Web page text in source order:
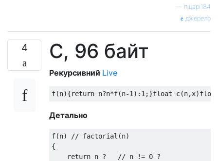
піцарі184
джерело
4 C, 96 байт
Рекурсивний Live
f(n){return n?n*f(n-1 ): 1 ;}float c(n,x)
Детально
f(n)
// factorial(n)
{
return n ?
// n != 0 ?